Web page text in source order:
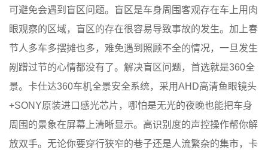
可避免会遇到盲区问题。盲区是车身周围客观存在车上用肉
眼观察的区域，盲区的存在很容易导致事故的发生。加上春
节人多车多摆摊也多，难免遇到照顾不全的情况，一旦发生
剐蹭过节的心情都没有了。解决盲区问题，首选就是360全
景。卡仕达360车机全景安全系统，采用AHD高清鱼眼镜头
+SONY原装进口感光芯片，哪怕是无光的夜晚也能把车身
周围的景象在屏幕上清晰显示。高识别度的声控操作帮你解
放双手。无论你要穿行狭窄的巷子还是人流繁杂的集市，卡